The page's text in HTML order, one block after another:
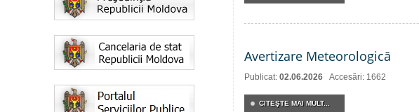
Avertizare Meteorologică
Publicat: 02.06.2026 Accesări: 1662
CITEŞTE MAI MULT...